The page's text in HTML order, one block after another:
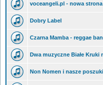
voceangeli.pl - nowa
Dobry Label
Czarna Mamba - reggae
Dwa muzyczne Białe Kruki
Non Nomen i nasze